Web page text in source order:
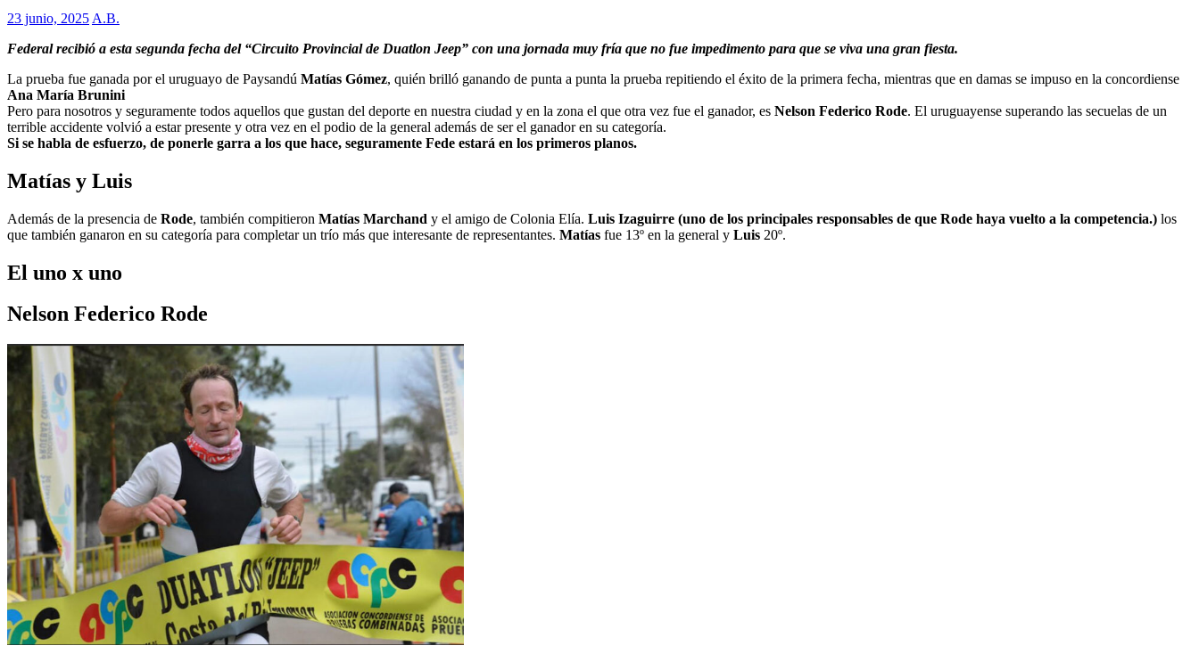
23 junio, 2025 A.B.
Federal recibió a esta segunda fecha del “Circuito Provincial de Duatlon Jeep” con una jornada muy fría que no fue impedimento para que se viva una gran fiesta.
La prueba fue ganada por el uruguayo de Paysandú Matías Gómez, quién brilló ganando de punta a punta la prueba repitiendo el éxito de la primera fecha, mientras que en damas se impuso en la concordiense
Ana María Brunini
Pero para nosotros y seguramente todos aquellos que gustan del deporte en nuestra ciudad y en la zona el que otra vez fue el ganador, es Nelson Federico Rode. El uruguayense superando las secuelas de un
terrible accidente volvió a estar presente y otra vez en el podio de la general además de ser el ganador en su categoría.
Si se habla de esfuerzo, de ponerle garra a los que hace, seguramente Fede estará en los primeros planos.
Matías y Luis
Además de la presencia de Rode, también compitieron Matías Marchand y el amigo de Colonia Elía. Luis Izaguirre (uno de los principales responsables de que Rode haya vuelto a la competencia.) los
que también ganaron en su categoría para completar un trío más que interesante de representantes. Matías fue 13º en la general y Luis 20º.
El uno x uno
Nelson Federico Rode